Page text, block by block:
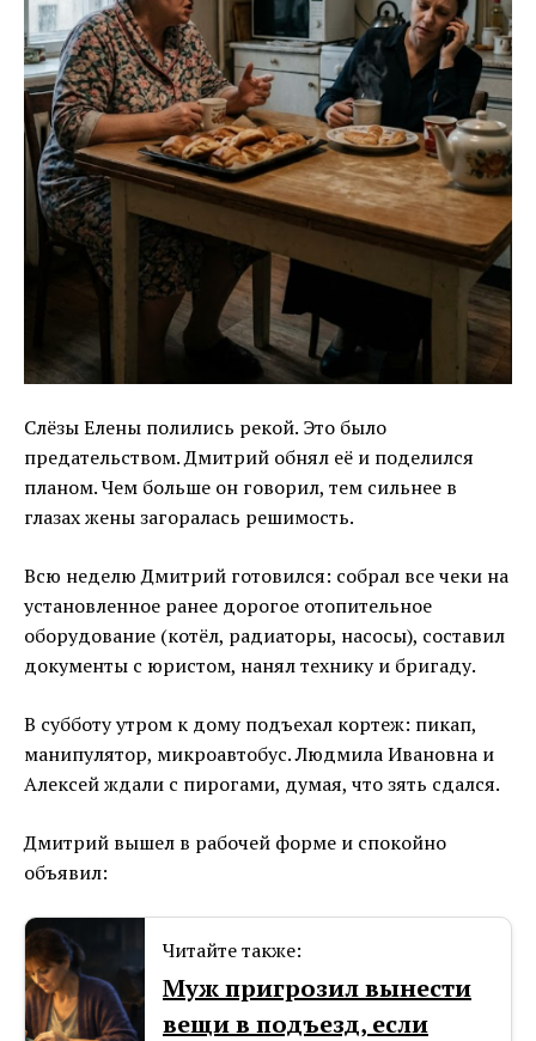
Слёзы Елены полились рекой. Это было
предательством. Дмитрий обнял её и поделился
планом. Чем больше он говорил, тем сильнее в
глазах жены загоралась решимость.
Всю неделю Дмитрий готовился: собрал все чеки на
установленное ранее дорогое отопительное
оборудование (котёл, радиаторы, насосы), составил
документы с юристом, нанял технику и бригаду.
В субботу утром к дому подъехал кортеж: пикап,
манипулятор, микроавтобус. Людмила Ивановна и
Алексей ждали с пирогами, думая, что зять сдался.
Дмитрий вышел в рабочей форме и спокойно
объявил:
Читайте также:
Муж пригрозил вынести
вещи в подъезд, если